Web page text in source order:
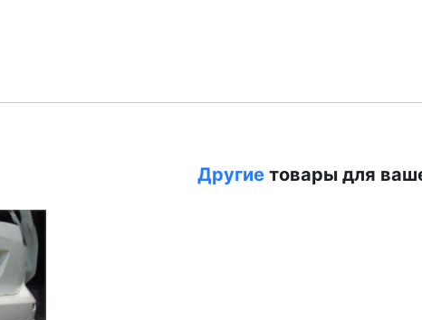
Другие товары для